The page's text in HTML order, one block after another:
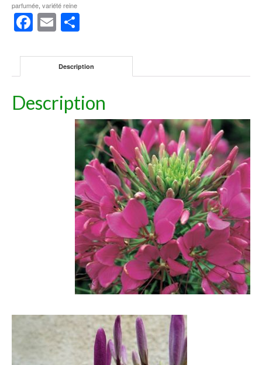
parfumée, variété reine
Facebook
Email
Description
Description